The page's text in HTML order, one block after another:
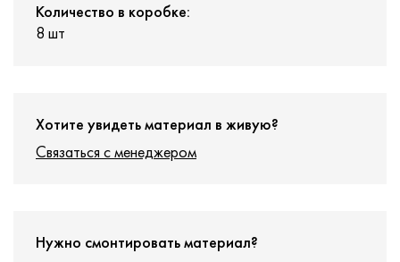
Количество в коробке:
8 шт
Хотите увидеть материал в живую?
Связаться с менеджером
Нужно смонтировать материал?